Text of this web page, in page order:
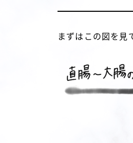
まずはこの図を見